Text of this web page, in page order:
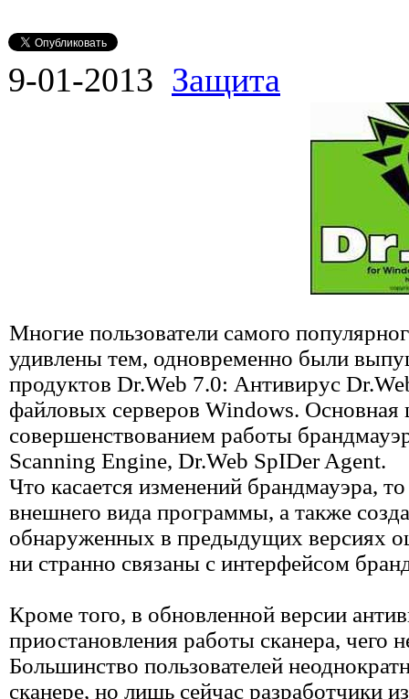
9-01-2013 Защита
Многие пользователи самого
удивлены тем, одновременно были
продуктов Dr.Web 7.0: Антивирус
файловых серверов Windows. Основная
совершенствованием работы
Scanning Engine, Dr.Web SpIDer Agent.
Что касается изменений брандмауэра,
внешнего вида программы, а также
обнаруженных в предыдущих версиях
ни странно связаны с интерфейсом
Кроме того, в обновленной версии
приостановления работы сканера,
Большинство пользователей
сканере, но лишь сейчас разработчики